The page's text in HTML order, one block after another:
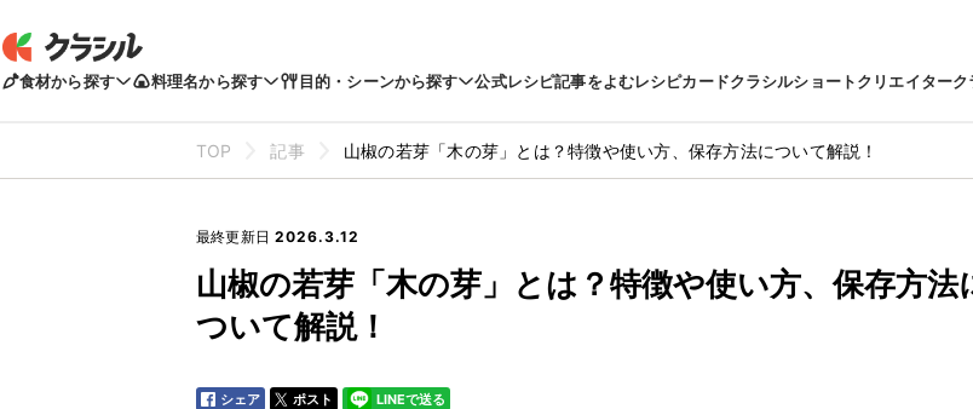
食材から探す 料理名から探す 目的・シーンから探す 公式レシピ記事をよむレシピカードクラシルショートクリエイターク
TOP 記事 山椒の若芽「木の芽」とは？特徴や使い方、保存方法について解説！
最終更新日 2026.3.12
山椒の若芽「木の芽」とは？特徴や使い方、保存方法
ついて解説！
シェア ポスト LINEで送る